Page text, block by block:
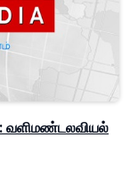
வளிமண்டலவியல்